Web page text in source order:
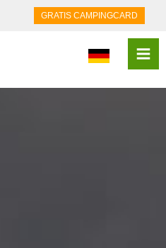
GRATIS CAMPINGCARD